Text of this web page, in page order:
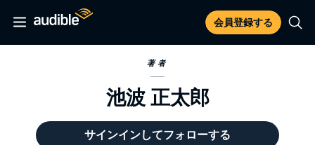
会員登録する
著者
池波 正太郎
サインインしてフォローする